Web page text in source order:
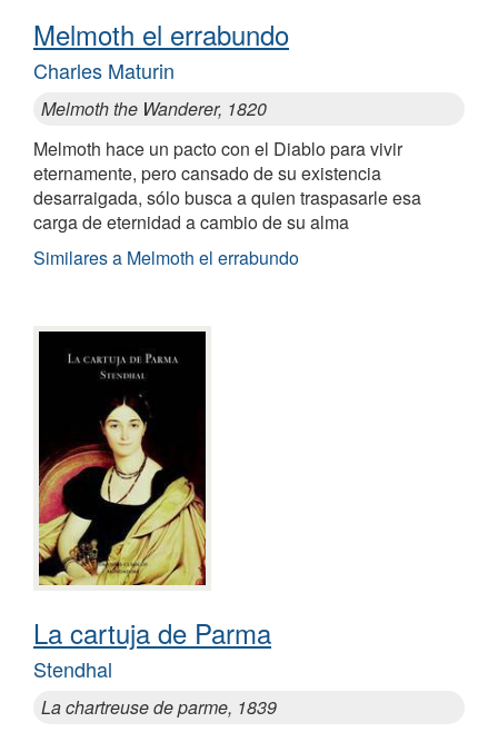
Melmoth el errabundo
Charles Maturin
Melmoth the Wanderer, 1820
Melmoth hace un pacto con el Diablo para vivir
eternamente, pero cansado de su existencia
desarraigada, sólo busca a quien traspasarle esa
carga de eternidad a cambio de su alma
Similares a Melmoth el errabundo
La cartuja de Parma
Stendhal
La chartreuse de parme, 1839